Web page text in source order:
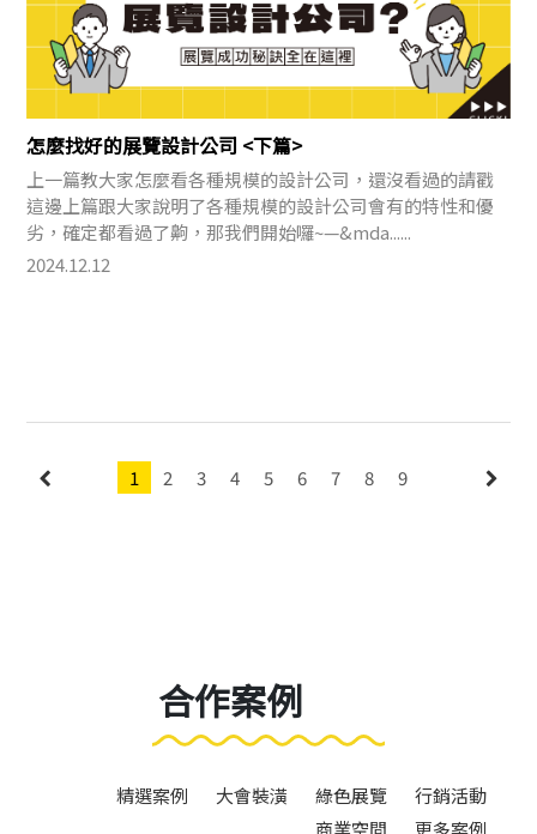
怎麼找好的展覽設計公司 <下篇>
上一篇教大家怎麼看各種規模的設計公司，還沒看過的請戳
這邊上篇跟大家說明了各種規模的設計公司會有的特性和優
劣，確定都看過了齁，那我們開始囉~—&mda......
2024.12.12
1 2 3 4 5 6 7 8 9
合作案例
精選案例 大會裝潢 綠色展覽
行銷活動
商業空間
更多案例